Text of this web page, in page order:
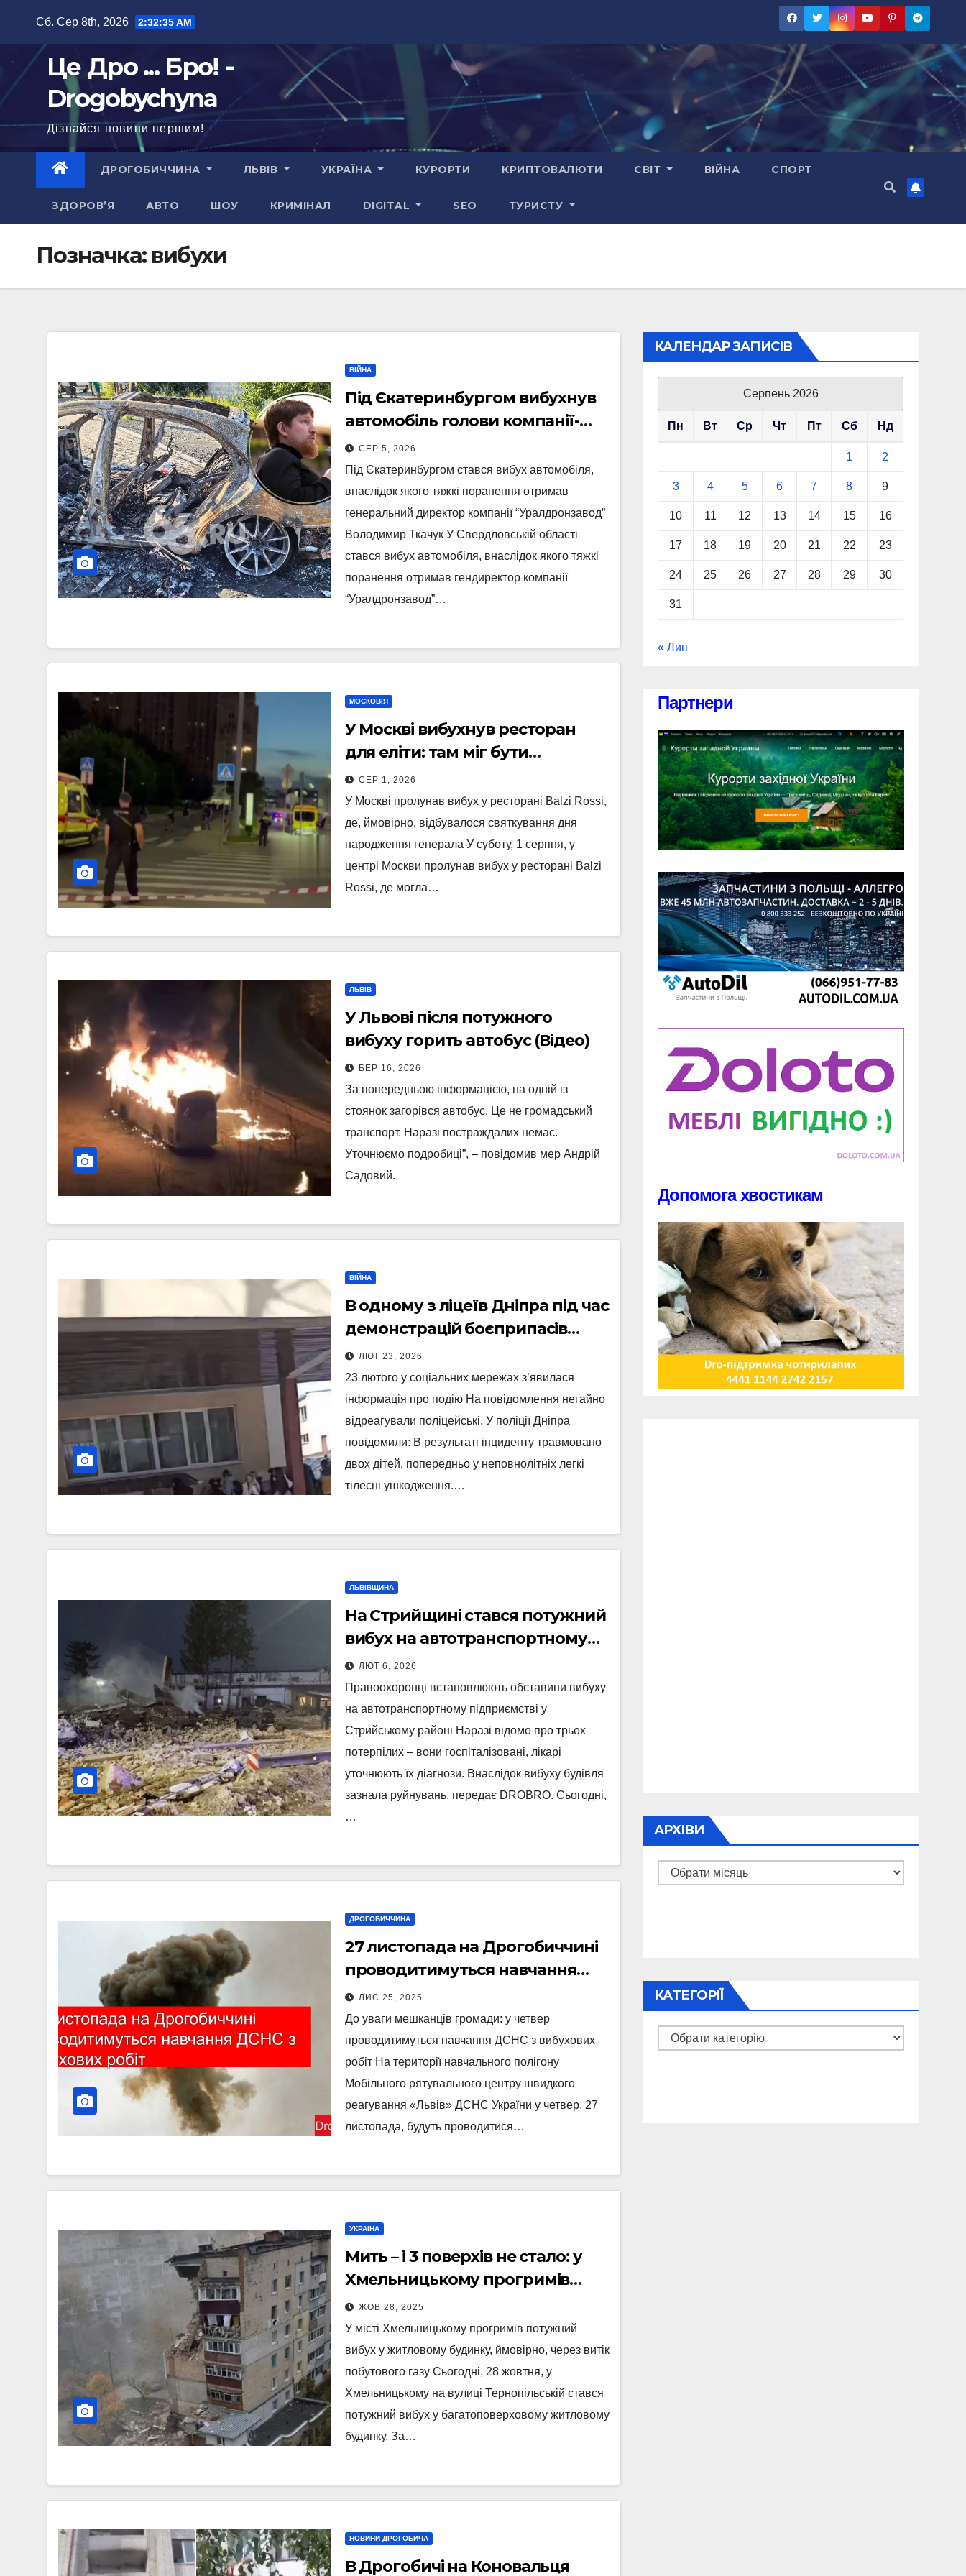
Сб. Сер 8th, 2026 2:32:36 AM
Це Дро ... Бро! -
Drogobychyna
Дізнайся новини першим!
ДРОГОБИЧЧИНА ЛЬВІВ УКРАЇНА КУРОРТИ КРИПТОВАЛЮТИ СВІТ ВІЙНА СПОРТ
ЗДОРОВ’Я АВТО ШОУ КРИМІНАЛ DIGITAL SEO ТУРИСТУ
Позначка: вибухи
ВІЙНА
Під Єкатеринбургом вибухнув
автомобіль голови компанії-
виробника дронів “Упир” –
перші подробиці
СЕР 5, 2026
Під Єкатеринбургом стався вибух автомобіля,
внаслідок якого тяжкі поранення отримав
генеральний директор компанії “Уралдронзавод”
Володимир Ткачук У Свердловській області
стався вибух автомобіля, внаслідок якого тяжкі
поранення отримав гендиректор компанії
“Уралдронзавод”…
МОСКОВІЯ
У Москві вибухнув ресторан
для еліти: там міг бути
Головком ВКС РФ Чайко і багато
військових – ЗМІ
СЕР 1, 2026
У Москві пролунав вибух у ресторані Balzi Rossi,
де, ймовірно, відбувалося святкування дня
народження генерала У суботу, 1 серпня, у
центрі Москви пролунав вибух у ресторані Balzi
Rossi, де могла…
ЛЬВІВ
У Львові після потужного
вибуху горить автобус (Відео)
БЕР 16, 2026
За попередньою інформацією, на одній із
стоянок загорівся автобус. Це не громадський
транспорт. Наразі постраждалих немає.
Уточнюємо подробиці”, – повідомив мер Андрій
Садовий.
ВІЙНА
В одному з ліцеїв Дніпра під час
демонстрацій боєприпасів
стався вибух (Відео)
ЛЮТ 23, 2026
23 лютого у соціальних мережах з’явилася
інформація про подію На повідомлення негайно
відреагували поліцейські. У поліції Дніпра
повідомили: В результаті інциденту травмовано
двох дітей, попередньо у неповнолітніх легкі
тілесні ушкодження.…
ЛЬВІВЩИНА
На Стрийщині стався потужний
вибух на автотранспортному
підприємстві (Відео)
ЛЮТ 6, 2026
Правоохоронці встановлюють обставини вибуху
на автотранспортному підприємстві у
Стрийському районі Наразі відомо про трьох
потерпілих – вони госпіталізовані, лікарі
уточнюють їх діагнози. Внаслідок вибуху будівля
зазнала руйнувань, передає DROBRO. Сьогодні,
…
ДРОГОБИЧЧИНА
27 листопада на Дрогобиччині
проводитимуться навчання
ДСНС з вибухових робіт
ЛИС 25, 2025
До уваги мешканців громади: у четвер
проводитимуться навчання ДСНС з вибухових
робіт На території навчального полігону
Мобільного рятувального центру швидкого
реагування «Львів» ДСНС України у четвер, 27
листопада, будуть проводитися…
УКРАЇНА
Мить – і 3 поверхів не стало: у
Хмельницькому прогримів
вибух у житловому будинку
ЖОВ 28, 2025
У місті Хмельницькому прогримів потужний
вибух у житловому будинку, ймовірно, через витік
побутового газу Сьогодні, 28 жовтня, у
Хмельницькому на вулиці Тернопільській стався
потужний вибух у багатоповерховому житловому
будинку. За…
НОВИНИ ДРОГОБИЧА
В Дрогобичі на Коновальця
КАЛЕНДАР ЗАПИСІВ
Серпень 2026
Пн Вт Ср Чт Пт Сб Нд
1 2
3 4 5 6 7 8 9
10 11 12 13 14 15 16
17 18 19 20 21 22 23
24 25 26 27 28 29 30
31
« Лип
Партнери
Допомога хвостикам
АРХІВИ
Архіви
КАТЕГОРІЇ
Категорії